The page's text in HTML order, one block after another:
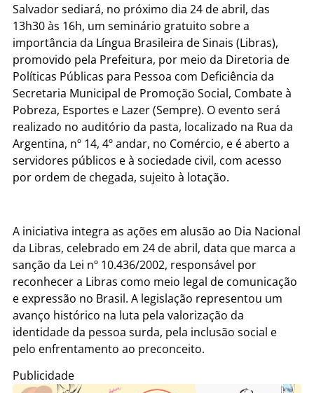
Salvador sediará, no próximo dia 24 de abril, das
13h30 às 16h, um seminário gratuito sobre a
importância da Língua Brasileira de Sinais (Libras),
promovido pela Prefeitura, por meio da Diretoria de
Políticas Públicas para Pessoa com Deficiência da
Secretaria Municipal de Promoção Social, Combate à
Pobreza, Esportes e Lazer (Sempre). O evento será
realizado no auditório da pasta, localizado na Rua da
Argentina, nº 14, 4º andar, no Comércio, e é aberto a
servidores públicos e à sociedade civil, com acesso
por ordem de chegada, sujeito à lotação.
A iniciativa integra as ações em alusão ao Dia Nacional
da Libras, celebrado em 24 de abril, data que marca a
sanção da Lei nº 10.436/2002, responsável por
reconhecer a Libras como meio legal de comunicação
e expressão no Brasil. A legislação representou um
avanço histórico na luta pela valorização da
identidade da pessoa surda, pela inclusão social e
pelo enfrentamento ao preconceito.
Publicidade